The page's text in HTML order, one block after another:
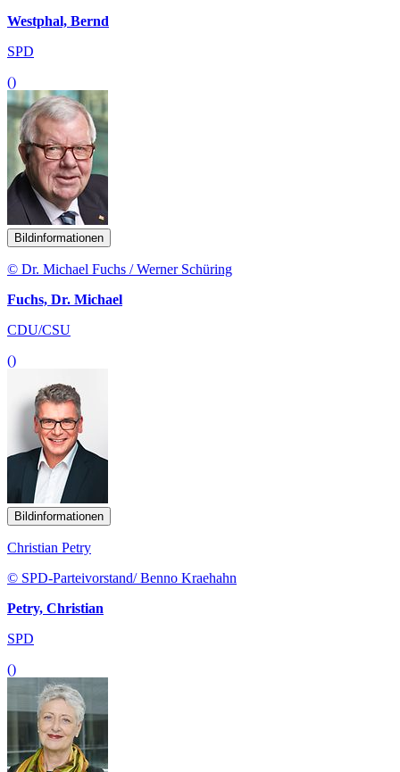
Westphal, Bernd
SPD
()
Bildinformationen
© Dr. Michael Fuchs / Werner Schüring
Fuchs, Dr. Michael
CDU/CSU
()
Bildinformationen
Christian Petry
© SPD-Parteivorstand/ Benno Kraehahn
Petry, Christian
SPD
()